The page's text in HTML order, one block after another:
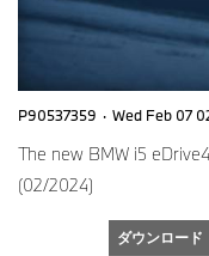
P90537359 · Wed Feb 07
The new BMW i5
(02/2024)
ダウンロード